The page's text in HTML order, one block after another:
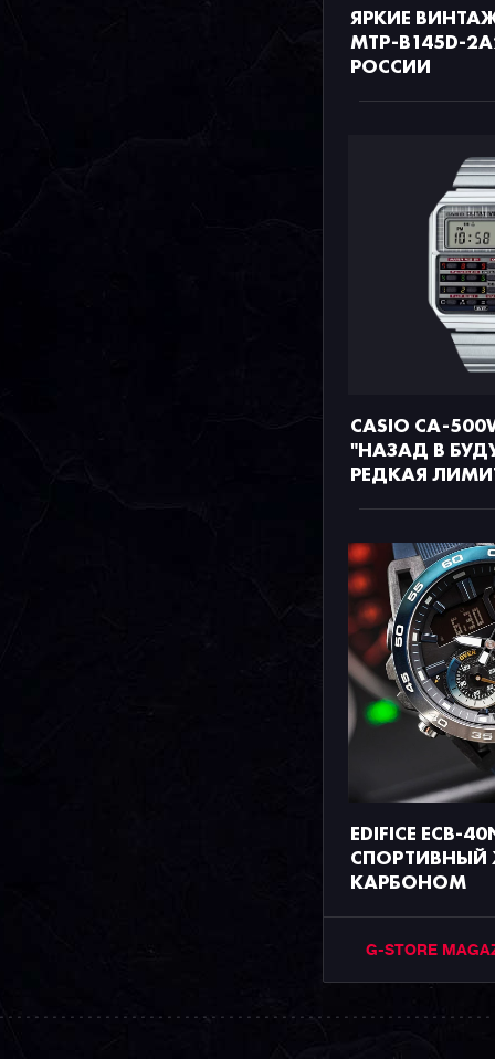
ЯРКИЕ
MTP-B145D-
РОССИИ
CASIO CA-
"НАЗАД В
РЕДКАЯ
EDIFICE ECB-
СПОРТИВНЫЙ
КАРБОНОМ
G-STORE